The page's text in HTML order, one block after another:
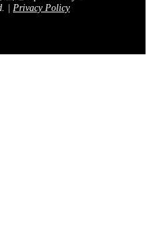
Privacy Policy